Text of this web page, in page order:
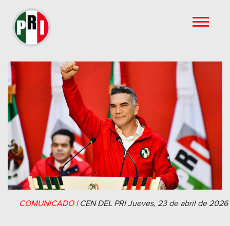
COMUNICADO| CEN DEL PRI Jueves, 23 de abril de 2026